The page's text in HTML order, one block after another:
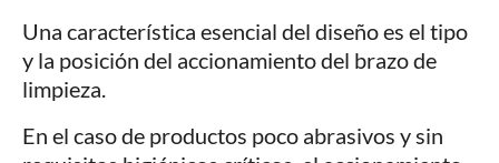
Una característica esencial del diseño es el tipo
y la posición del accionamiento del brazo de
limpieza.
En el caso de productos poco abrasivos y sin